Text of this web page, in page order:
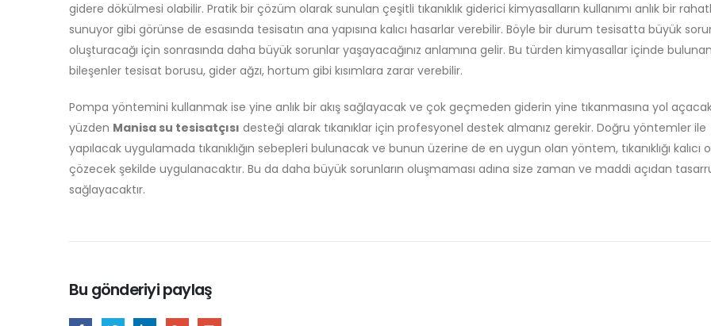
gidere dökülmesi olabilir. Pratik bir çözüm olarak sunulan çeşitli tıkanıklık giderici kimyasalların kullanımı anlık bir
sunuyor gibi görünse de esasında tesisatın ana yapısına kalıcı hasarlar verebilir. Böyle bir durum tesisatta büyük
oluşturacağı için sonrasında daha büyük sorunlar yaşayacağınız anlamına gelir. Bu türden kimyasallar içinde
bileşenler tesisat borusu, gider ağzı, hortum gibi kısımlara zarar verebilir.
Pompa yöntemini kullanmak ise yine anlık bir akış sağlayacak ve çok geçmeden giderin yine tıkanmasına yol
yüzden Manisa su tesisatçısı desteği alarak tıkanıklar için profesyonel destek almanız gerekir. Doğru yöntemler ile
yapılacak uygulamada tıkanıklığın sebepleri bulunacak ve bunun üzerine de en uygun olan yöntem, tıkanıklığı kalıcı
çözecek şekilde uygulanacaktır. Bu da daha büyük sorunların oluşmaması adına size zaman ve maddi açıdan
sağlayacaktır.
Bu gönderiyi paylaş